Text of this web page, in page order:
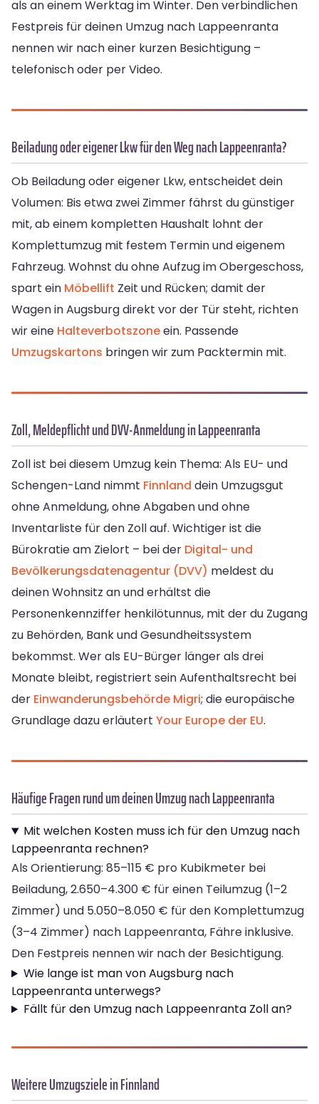
als an einem Werktag im Winter. Den verbindlichen
Festpreis für deinen Umzug nach Lappeenranta
nennen wir nach einer kurzen Besichtigung –
telefonisch oder per Video.
Beiladung oder eigener Lkw für den Weg nach Lappeenranta?
Ob Beiladung oder eigener Lkw, entscheidet dein
Volumen: Bis etwa zwei Zimmer fährst du günstiger
mit, ab einem kompletten Haushalt lohnt der
Komplettumzug mit festem Termin und eigenem
Fahrzeug. Wohnst du ohne Aufzug im Obergeschoss,
spart ein Möbellift Zeit und Rücken; damit der
Wagen in Augsburg direkt vor der Tür steht, richten
wir eine Halteverbotszoneein. Passende
Umzugskartons bringen wir zum Packtermin mit.
Zoll, Meldepflicht und DVV-Anmeldung in Lappeenranta
Zoll ist bei diesem Umzug kein Thema: Als EU- und
Schengen-Land nimmt Finnland dein Umzugsgut
ohne Anmeldung, ohne Abgaben und ohne
Inventarliste für den Zoll auf. Wichtiger ist die
Bürokratie am Zielort – bei der Digital- und
Bevölkerungsdatenagentur (DVV) meldest du
deinen Wohnsitz an und erhältst die
Personenkennziffer henkilötunnus, mit der du Zugang
zu Behörden, Bank und Gesundheitssystem
bekommst. Wer als EU-Bürger länger als drei
Monate bleibt, registriert sein Aufenthaltsrecht bei
der Einwanderungsbehörde Migri; die europäische
Grundlage dazu erläutert Your Europe der EU.
Häufige Fragen rund um deinen Umzug nach Lappeenranta
Mit welchen Kosten muss ich für den Umzug nach
Lappeenranta rechnen?
Als Orientierung: 85–115 € pro Kubikmeter bei
Beiladung, 2.650–4.300 € für einen Teilumzug (1–2
Zimmer) und 5.050–8.050 € für den Komplettumzug
(3–4 Zimmer) nach Lappeenranta, Fähre inklusive.
Den Festpreis nennen wir nach der Besichtigung.
Wie lange ist man von Augsburg nach
Lappeenranta unterwegs?
Fällt für den Umzug nach Lappeenranta Zoll an?
Weitere Umzugsziele in Finnland